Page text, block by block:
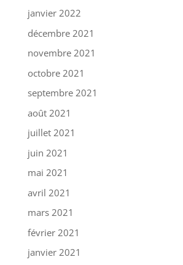
janvier 2022
décembre 2021
novembre 2021
octobre 2021
septembre 2021
août 2021
juillet 2021
juin 2021
mai 2021
avril 2021
mars 2021
février 2021
janvier 2021